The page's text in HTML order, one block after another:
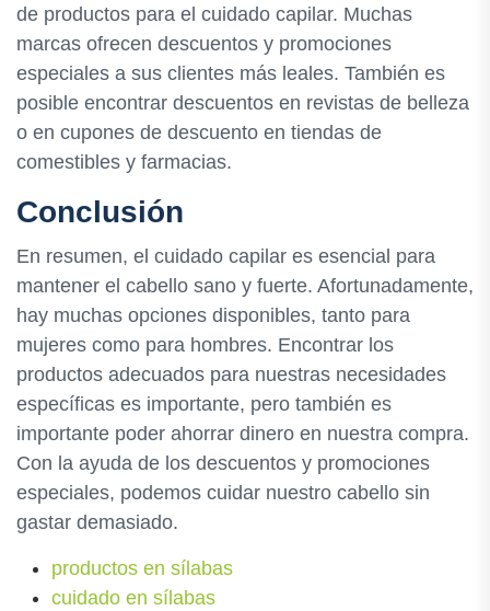
de productos para el cuidado capilar. Muchas
marcas ofrecen descuentos y promociones
especiales a sus clientes más leales. También es
posible encontrar descuentos en revistas de belleza
o en cupones de descuento en tiendas de
comestibles y farmacias.
Conclusión
En resumen, el cuidado capilar es esencial para
mantener el cabello sano y fuerte. Afortunadamente,
hay muchas opciones disponibles, tanto para
mujeres como para hombres. Encontrar los
productos adecuados para nuestras necesidades
específicas es importante, pero también es
importante poder ahorrar dinero en nuestra compra.
Con la ayuda de los descuentos y promociones
especiales, podemos cuidar nuestro cabello sin
gastar demasiado.
productos en sílabas
cuidado en sílabas